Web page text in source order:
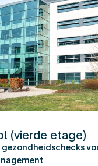
(vierde etage)
gezondheidschecks